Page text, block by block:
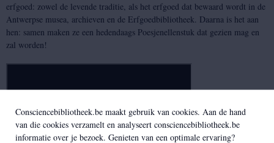
Consciencebibliotheek.be maakt gebruik van cookies. Aan de hand
van die cookies verzamelt en analyseert consciencebibliotheek.be
informatie over je bezoek. Genieten van een optimale ervaring?
erfgoed: zowel de levende traditie, als het erfgoed dat bewaard wordt in de
Antwerpse musea, archieven en de Erfgoedbibliotheek. Daarna is het aan
hen: samen maken ze een hedendaags Poesjenellenstuk dat gezien mag en
zal worden!